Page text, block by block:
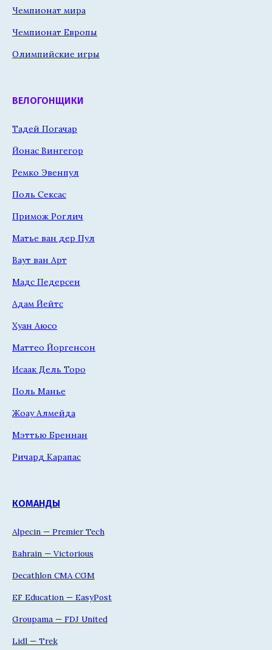
Чемпионат мира
Чемпионат Европы
Олимпийские игры
ВЕЛОГОНЩИКИ
Тадей Погачар
Йонас Вингегор
Ремко Эвенпул
Поль Сексас
Примож Роглич
Матье ван дер Пул
Ваут ван Арт
Мадс Педерсен
Адам Йейтс
Хуан Аюсо
Маттео Йоргенсон
Исаак Дель Торо
Поль Манье
Жоау Алмейда
Мэттью Бреннан
Ричард Карапас
КОМАНДЫ
Alpecin — Premier Tech
Bahrain — Victorious
Decathlon CMA CGM
EF Education — EasyPost
Groupama — FDJ United
Lidl — Trek